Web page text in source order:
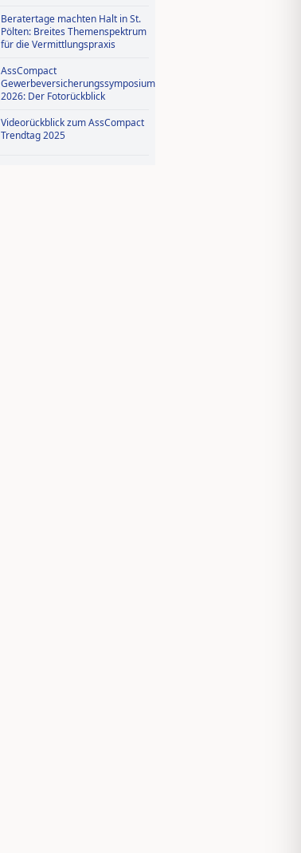
Beratertage machten Halt in St.
Pölten: Breites Themenspektrum
für die Vermittlungspraxis
AssCompact
Gewerbeversicherungssymposium
2026: Der Fotorückblick
Videorückblick zum AssCompact
Trendtag 2025